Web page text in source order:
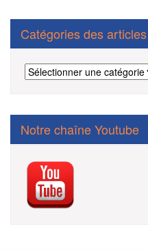
Catégories des articles
Catégories
des
Notre chaîne Youtube